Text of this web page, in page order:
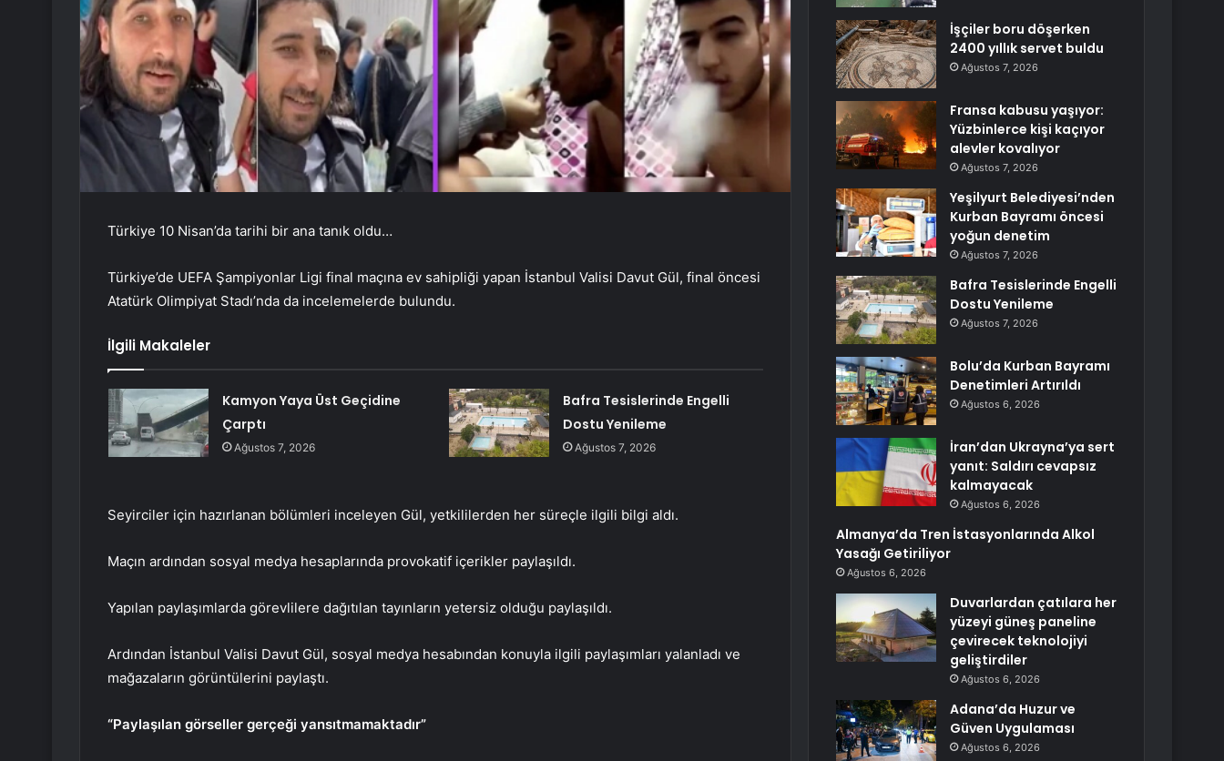
Türkiye 10 Nisan’da tarihi bir ana tanık oldu…
Türkiye’de UEFA Şampiyonlar Ligi final maçına ev sahipliği yapan İstanbul Valisi Davut Gül, final öncesi
Atatürk Olimpiyat Stadı’nda da incelemelerde bulundu.
İlgili Makaleler
Kamyon Yaya Üst Geçidine
Çarptı
Ağustos 7, 2026
Bafra Tesislerinde Engelli
Dostu Yenileme
Ağustos 7, 2026
Seyirciler için hazırlanan bölümleri inceleyen Gül, yetkililerden her süreçle ilgili bilgi aldı.
Maçın ardından sosyal medya hesaplarında provokatif içerikler paylaşıldı.
Yapılan paylaşımlarda görevlilere dağıtılan tayınların yetersiz olduğu paylaşıldı.
Ardından İstanbul Valisi Davut Gül, sosyal medya hesabından konuyla ilgili paylaşımları yalanladı ve
mağazaların görüntülerini paylaştı.
“Paylaşılan görseller gerçeği yansıtmamaktadır”
İşçiler boru döşerken
2400 yıllık servet buldu
Ağustos 7, 2026
Fransa kabusu yaşıyor:
Yüzbinlerce kişi kaçıyor
alevler kovalıyor
Ağustos 7, 2026
Yeşilyurt Belediyesi’nden
Kurban Bayramı öncesi
yoğun denetim
Ağustos 7, 2026
Bafra Tesislerinde Engelli
Dostu Yenileme
Ağustos 7, 2026
Bolu’da Kurban Bayramı
Denetimleri Artırıldı
Ağustos 6, 2026
İran’dan Ukrayna’ya sert
yanıt: Saldırı cevapsız
kalmayacak
Ağustos 6, 2026
Almanya’da Tren İstasyonlarında Alkol
Yasağı Getiriliyor
Ağustos 6, 2026
Duvarlardan çatılara her
yüzeyi güneş paneline
çevirecek teknolojiyi
geliştirdiler
Ağustos 6, 2026
Adana’da Huzur ve
Güven Uygulaması
Ağustos 6, 2026